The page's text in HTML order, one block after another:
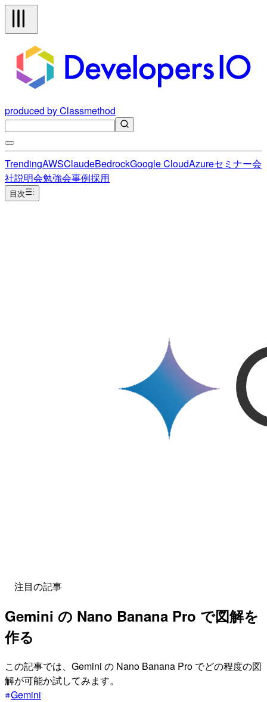
produced by Classmethod
TrendingAWSClaudeBedrockGoogle CloudAzureセミナー会
社説明会勉強会事例採用
目次
注目の記事
Gemini の Nano Banana Pro で図解を
作る
この記事では、Gemini の Nano Banana Pro でどの程度の図
解が可能か試してみます。
Gemini